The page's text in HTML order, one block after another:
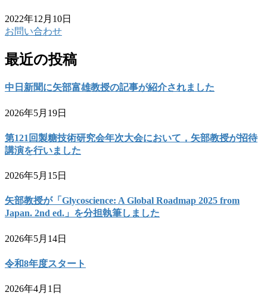
2022年12月10日
お問い合わせ
最近の投稿
中日新聞に矢部富雄教授の記事が紹介されました
2026年5月19日
第121回製糖技術研究会年次大会において，矢部教授が招待
講演を行いました
2026年5月15日
矢部教授が「Glycoscience: A Global Roadmap 2025 from
Japan. 2nd ed.」を分担執筆しました
2026年5月14日
令和8年度スタート
2026年4月1日